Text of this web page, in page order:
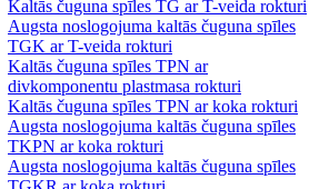
Kaltās čuguna spīles TG ar T-veida rokturi
Augsta noslogojuma kaltās čuguna spīles
TGK ar T-veida rokturi
Kaltās čuguna spīles TPN ar
divkomponentu plastmasa rokturi
Kaltās čuguna spīles TPN ar koka rokturi
Augsta noslogojuma kaltās čuguna spīles
TKPN ar koka rokturi
Augsta noslogojuma kaltās čuguna spīles